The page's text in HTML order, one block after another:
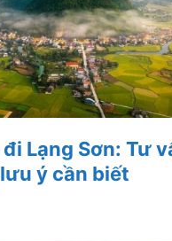
Lạng Sơn: Tư
ý cần biết